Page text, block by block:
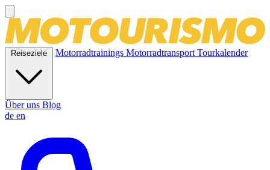
Reiseziele Motorradtrainings MotorradtransportTourkalender
Über uns Blog
de en